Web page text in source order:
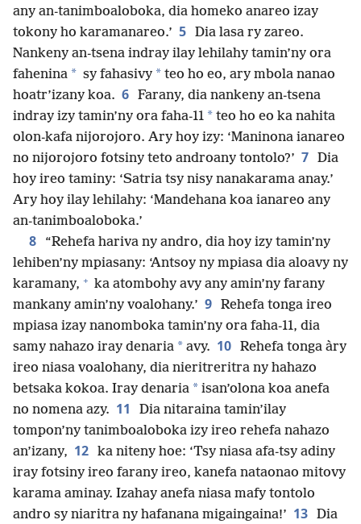
any an-tanimboaloboka, dia homeko anareo izay
tokony ho karamanareo.’ 5 Dia lasa ry zareo.
Nankeny an-tsena indray ilay lehilahy tamin’ny ora
fahenina * sy fahasivy * teo ho eo, ary mbola nanao
hoatr’izany koa. 6 Farany, dia nankeny an-tsena
indray izy tamin’ny ora faha-11 * teo ho eo ka nahita
olon-kafa nijorojoro. Ary hoy izy: ‘Maninona ianareo
no nijorojoro fotsiny teto androany tontolo?’ 7 Dia
hoy ireo taminy: ‘Satria tsy nisy nanakarama anay.’
Ary hoy ilay lehilahy: ‘Mandehana koa ianareo any
an-tanimboaloboka.’
8
“Rehefa hariva ny andro, dia hoy izy tamin’ny
lehiben’ny mpiasany: ‘Antsoy ny mpiasa dia aloavy ny
karamany, + ka atombohy avy any amin’ny farany
mankany amin’ny voalohany.’ 9 Rehefa tonga ireo
mpiasa izay nanomboka tamin’ny ora faha-11, dia
samy nahazo iray denaria * avy. 10 Rehefa tonga àry
ireo niasa voalohany, dia nieritreritra ny hahazo
betsaka kokoa. Iray denaria * isan’olona koa anefa
no nomena azy. 11
Dia nitaraina tamin’ilay
tompon’ny tanimboaloboka izy ireo rehefa nahazo
an’izany, 12 ka niteny hoe: ‘Tsy niasa afa-tsy adiny
iray fotsiny ireo farany ireo, kanefa nataonao mitovy
karama aminay. Izahay anefa niasa mafy tontolo
andro sy niaritra ny hafanana migaingaina!’ 13 Dia